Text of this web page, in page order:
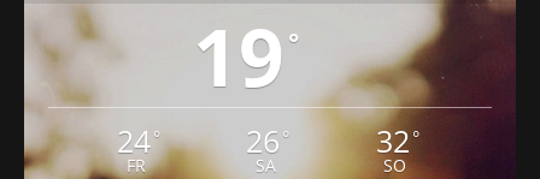
19 °
24°
FR
26 °
SA
32 °
SO